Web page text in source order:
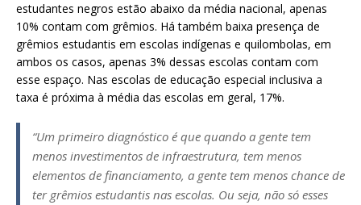
estudantes negros estão abaixo da média nacional, apenas
10% contam com grêmios. Há também baixa presença de
grêmios estudantis em escolas indígenas e quilombolas, em
ambos os casos, apenas 3% dessas escolas contam com
esse espaço. Nas escolas de educação especial inclusiva a
taxa é próxima à média das escolas em geral, 17%.
“Um primeiro diagnóstico é que quando a gente tem
menos investimentos de infraestrutura, tem menos
elementos de financiamento, a gente tem menos chance de
ter grêmios estudantis nas escolas. Ou seja, não só esses